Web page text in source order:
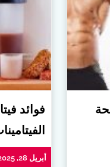
فوائد
أبريل 28, 2025